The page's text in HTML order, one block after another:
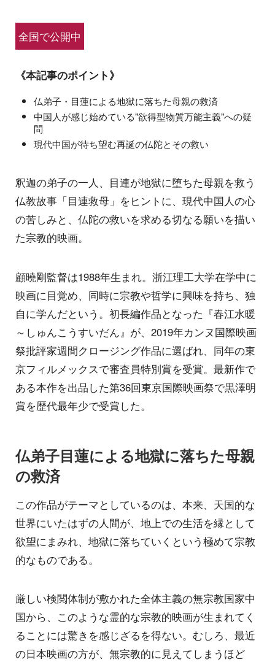
全国で公開中
《本記事のポイント》
仏弟子・目蓮による地獄に落ちた母親の救済
中国人が感じ始めている"欲得型物質万能主義"への疑
問
現代中国が待ち望む再誕の仏陀とその救い
釈迦の弟子の一人、目連が地獄に堕ちた母親を救う
仏教故事「目連救母」をヒントに、現代中国人の心
の苦しみと、仏陀の救いを求める切なる願いを描い
た宗教的映画。
顧曉剛監督は1988年生まれ。浙江理工大学在学中に
映画に目覚め、同時に宗教や哲学に興味を持ち、独
自に学んだという。初長編作品となった『春江水暖
～しゅんこうすいだん』が、2019年カンヌ国際映画
祭批評家週間クロージング作品に選ばれ、同年の東
京フィルメックスで審査員特別賞を受賞。最新作で
ある本作を出品した第36回東京国際映画祭で黒澤明
賞を歴代最年少で受賞した。
仏弟子目蓮による地獄に落ちた母親
の救済
この作品がテーマとしているのは、本来、天国的な
世界にいたはずの人間が、地上での生活を縁として
欲望にまみれ、地獄に落ちていくという極めて宗教
的なものである。
厳しい検閲体制が敷かれた全体主義の無宗教国家中
国から、このような霊的な宗教的映画が生まれてく
ることには驚きを感じざるを得ない。むしろ、最近
の日本映画の方が、無宗教的に見えてしまうほど